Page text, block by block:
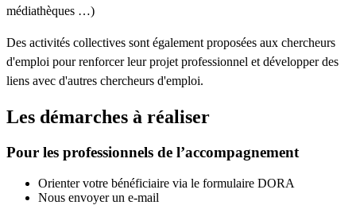
médiathèques …)
Des activités collectives sont également proposées aux chercheurs
d'emploi pour renforcer leur projet professionnel et développer des
liens avec d'autres chercheurs d'emploi.
Les démarches à réaliser
Pour les professionnels de l’accompagnement
Orienter votre bénéficiaire via le formulaire DORA
Nous envoyer un e-mail